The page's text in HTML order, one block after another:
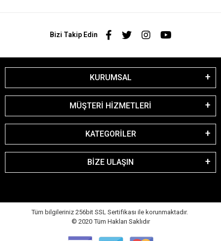
Bizi Takip Edin
KURUMSAL
MÜŞTERİ HİZMETLERİ
KATEGORİLER
BİZE ULAŞIN
Tüm bilgileriniz 256bit SSL Sertifikası ile korunmaktadır.
© 2020 Tüm Hakları Saklıdır